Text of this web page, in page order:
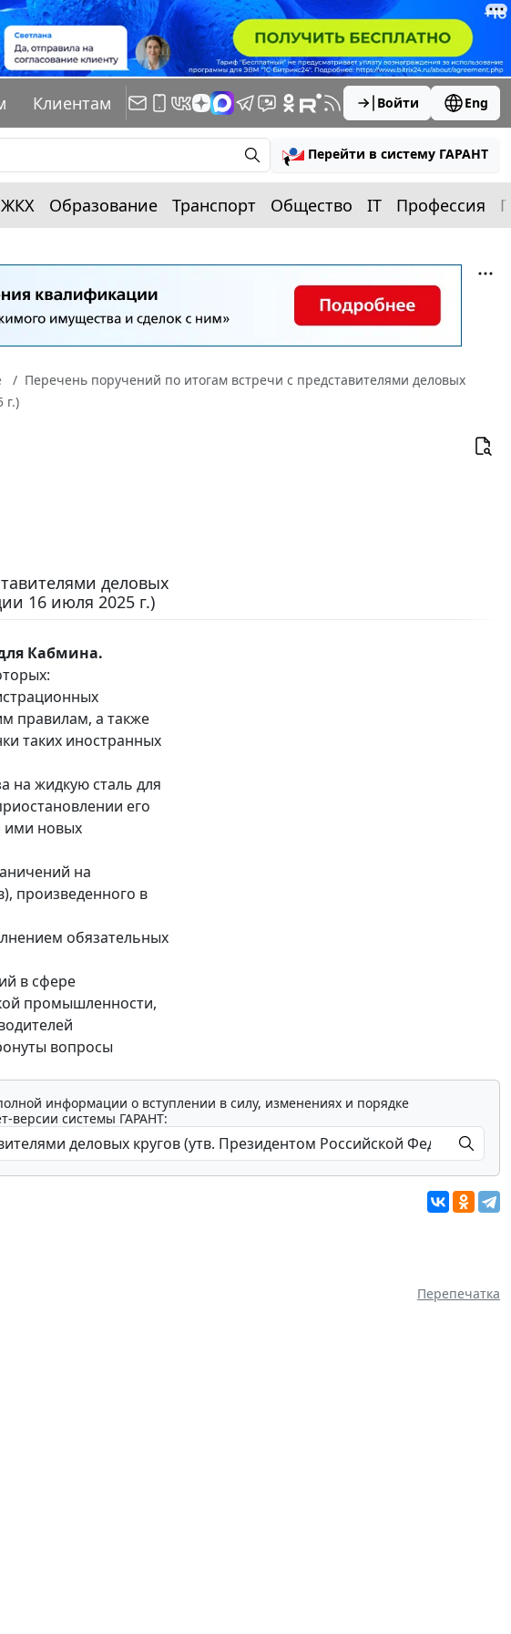
Клиентам Войти Eng
Перейти в систему ГАРАНТ
ЖКХ Образование Транспорт Общество IT Профессия
Перечень поручений по итогам встречи с представителями деловых
г.)
деловых
16 июля 2025 г.)
Кабмина.
правилам, а также
таких иностранных
на жидкую сталь для
его
ими новых
на
произведенного в
обязательных
в сфере
промышленности,
вопросы
информации о вступлении в силу, изменениях и порядке
версии системы ГАРАНТ:
Перепечатка